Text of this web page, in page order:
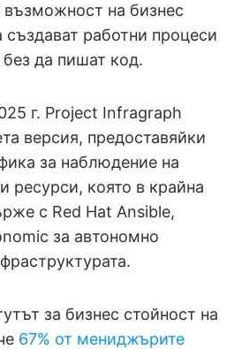
на бизнес
създават работни процеси
без да пишат код.
г. Project Infragraph
версия, предоставяйки
за наблюдение на
ресурси, която в крайна
с Red Hat Ansible,
за автономно
за бизнес стойност на
67% от мениджърите